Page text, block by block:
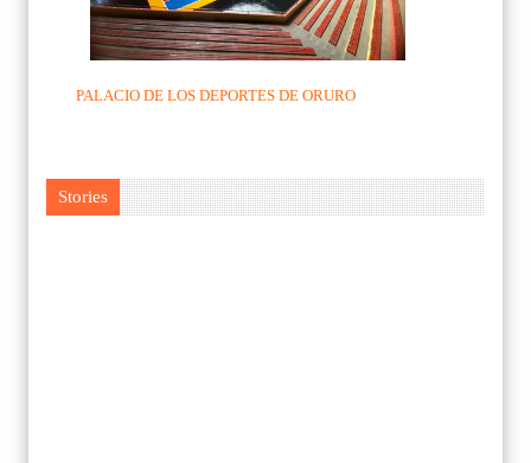
PALACIO DE LOS DEPORTES DE ORURO
Stories